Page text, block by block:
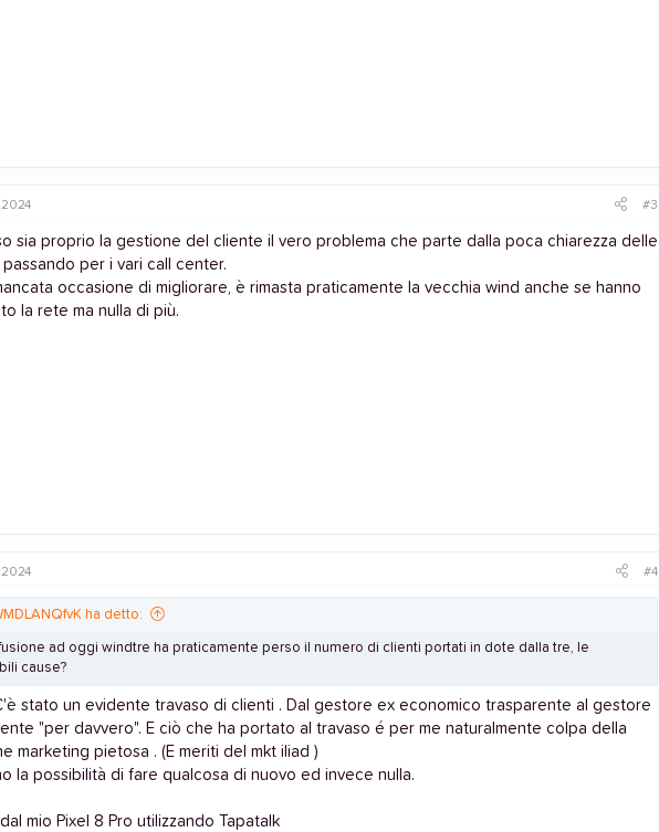
#3
sia proprio la gestione del cliente il vero problema che parte dalla poca chiarezza delle
per i vari call center.
occasione di migliorare, è rimasta praticamente la vecchia wind anche se hanno
la rete ma nulla di più.
#4
ha detto:
ad oggi windtre ha praticamente perso il numero di clienti portati in dote dalla tre, le
cause?
stato un evidente travaso di clienti . Dal gestore ex economico trasparente al gestore
"per davvero". E ciò che ha portato al travaso é per me naturalmente colpa della
marketing pietosa . (E meriti del mkt iliad )
la possibilità di fare qualcosa di nuovo ed invece nulla.
mio Pixel 8 Pro utilizzando Tapatalk